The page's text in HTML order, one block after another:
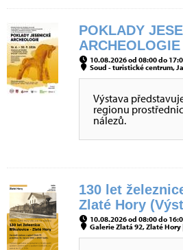
POKLADY
10.08.2026 od 08:00 do
Soud - turistické centrum,
Výstava
regionu
nálezů.
130 let
Zlaté Hory
10.08.2026 od 08:00 do
Galerie Zlatá 92, Zlaté Hory